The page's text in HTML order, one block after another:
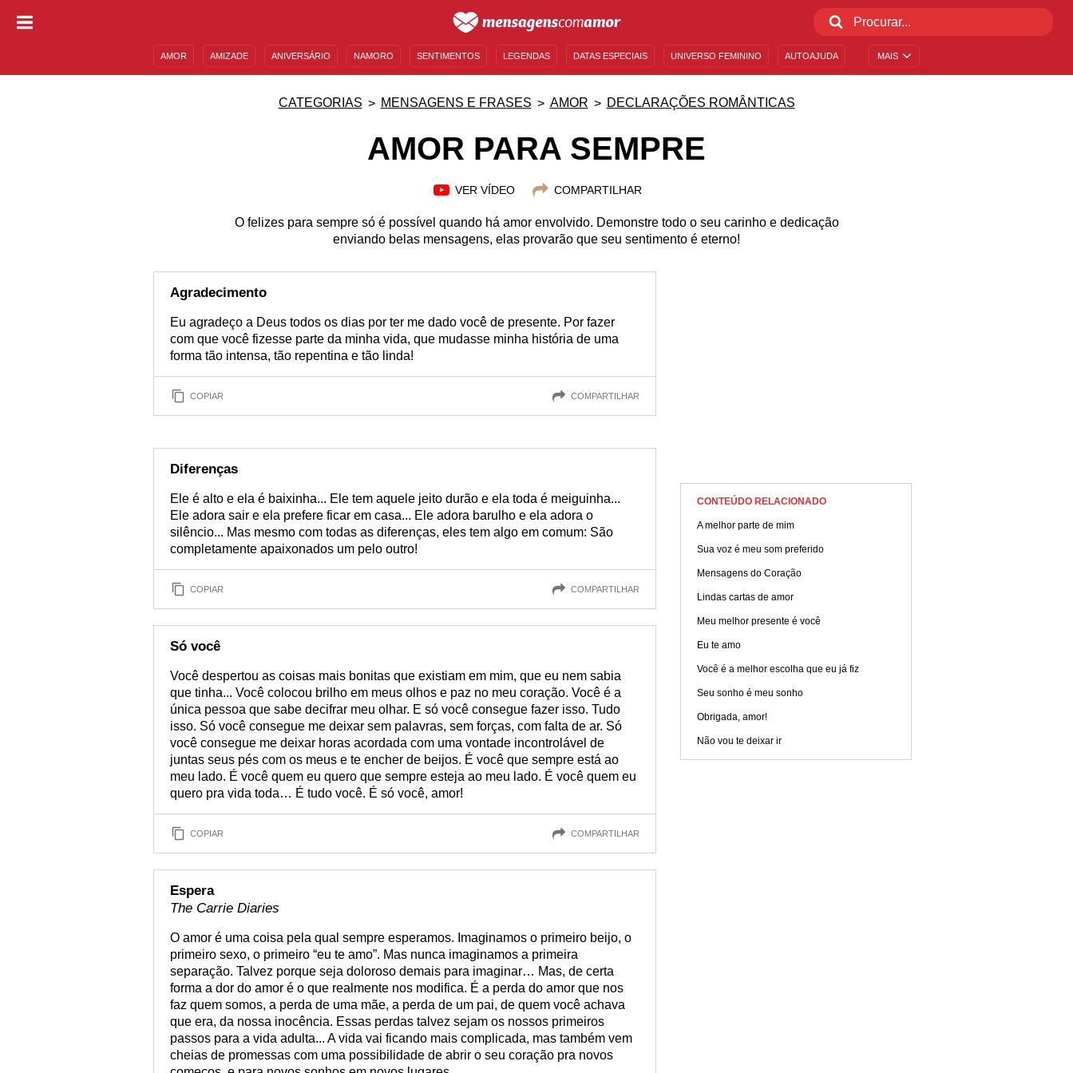
MAIS
AMOR AMIZADE ANIVERSÁRIO NAMORO SENTIMENTOS LEGENDAS DATAS ESPECIAIS UNIVERSO FEMININO AUTOAJUDA
CATEGORIAS MENSAGENS E FRASES AMOR DECLARAÇÕES ROMÂNTICAS
AMOR PARA SEMPRE
VER VÍDEO COMPARTILHAR
O felizes para sempre só é possível quando há amor envolvido. Demonstre todo o seu carinho e dedicação
enviando belas mensagens, elas provarão que seu sentimento é eterno!
Agradecimento
Eu agradeço a Deus todos os dias por ter me dado você de presente. Por fazer
com que você fizesse parte da minha vida, que mudasse minha história de uma
forma tão intensa, tão repentina e tão linda!
COPIAR COMPARTILHAR
Diferenças
Ele é alto e ela é baixinha... Ele tem aquele jeito durão e ela toda é meiguinha...
Ele adora sair e ela prefere ficar em casa... Ele adora barulho e ela adora o
silêncio... Mas mesmo com todas as diferenças, eles tem algo em comum: São
completamente apaixonados um pelo outro!
COPIAR COMPARTILHAR
Só você
Você despertou as coisas mais bonitas que existiam em mim, que eu nem sabia
que tinha... Você colocou brilho em meus olhos e paz no meu coração. Você é a
única pessoa que sabe decifrar meu olhar. E só você consegue fazer isso. Tudo
isso. Só você consegue me deixar sem palavras, sem forças, com falta de ar. Só
você consegue me deixar horas acordada com uma vontade incontrolável de
juntas seus pés com os meus e te encher de beijos. É você que sempre está ao
meu lado. É você quem eu quero que sempre esteja ao meu lado. É você quem eu
quero pra vida toda… É tudo você. É só você, amor!
COPIAR COMPARTILHAR
Espera
The Carrie Diaries
O amor é uma coisa pela qual sempre esperamos. Imaginamos o primeiro beijo, o
primeiro sexo, o primeiro “eu te amo”. Mas nunca imaginamos a primeira
separação. Talvez porque seja doloroso demais para imaginar… Mas, de certa
forma a dor do amor é o que realmente nos modifica. É a perda do amor que nos
faz quem somos, a perda de uma mãe, a perda de um pai, de quem você achava
que era, da nossa inocência. Essas perdas talvez sejam os nossos primeiros
passos para a vida adulta... A vida vai ficando mais complicada, mas também vem
cheias de promessas com uma possibilidade de abrir o seu coração pra novos
CONTEÚDO RELACIONADO
A melhor parte de mim
Sua voz é meu som preferido
Mensagens do Coração
Lindas cartas de amor
Meu melhor presente é você
Eu te amo
Você é a melhor escolha que eu já fiz
Seu sonho é meu sonho
Obrigada, amor!
Não vou te deixar ir